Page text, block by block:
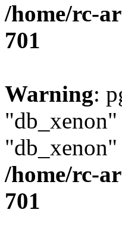
/home/rc-
701
Warning:
/home/rc-
701